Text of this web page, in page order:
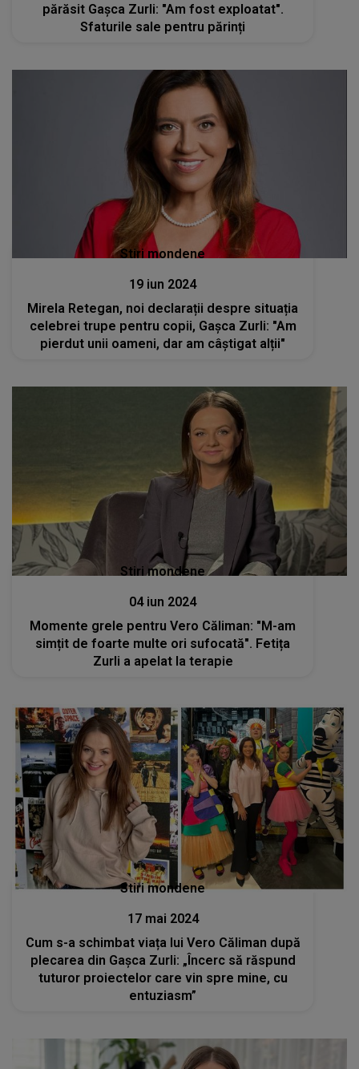
părăsit Gașca Zurli: "Am fost exploatat".
Sfaturile sale pentru părinți
Stiri mondene
19 iun 2024
Mirela Retegan, noi declarații despre situația
celebrei trupe pentru copii, Gașca Zurli: "Am
pierdut unii oameni, dar am câștigat alții"
Stiri mondene
04 iun 2024
Momente grele pentru Vero Căliman: "M-am
simțit de foarte multe ori sufocată". Fetița
Zurli a apelat la terapie
Stiri mondene
17 mai 2024
Cum s-a schimbat viața lui Vero Căliman după
plecarea din Gașca Zurli: „Încerc să răspund
tuturor proiectelor care vin spre mine, cu
entuziasm”